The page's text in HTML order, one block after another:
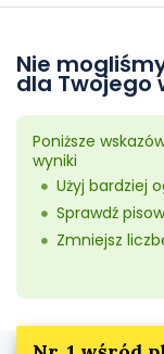
Nie
dla Twojego
Poniższe
wyniki
Użyj bardziej
Sprawdź
Zmniejsz